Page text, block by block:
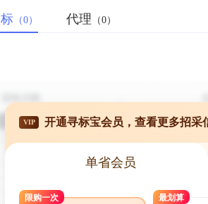
（0） 代理 （0）
VIP 开通寻标宝会员，查看更多招采
单省会员
限购一次 最划算